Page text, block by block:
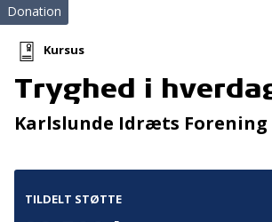
Klinik for
Donation
Kursus
Tryghed i
Karlslunde Idræts Forening
TILDELT STØTTE